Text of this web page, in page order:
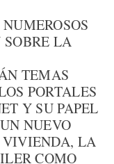
SOBRE LA
TEMAS
PORTALES
Y SU PAPEL
NUEVO
VIVIENDA, LA
COMO